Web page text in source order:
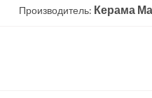
Производитель: Керама